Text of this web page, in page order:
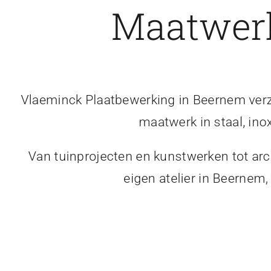
Vlaeminck Plaatbewerking in Beernem
maatwerk in staal,
Van tuinprojecten en kunstwerken tot
eigen atelier in